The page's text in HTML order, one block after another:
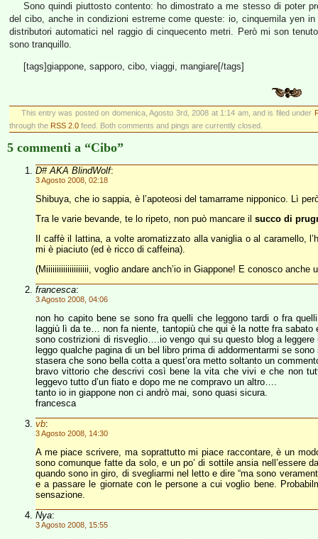
Sono quindi piuttosto contento: ho dimostrato a me stesso di poter
del cibo, anche in condizioni estreme come queste: io, cinquemila yen
distributori automatici nel raggio di cinquecento metri. Però mi son
sono tranquillo.
[tags]giappone, sapporo, cibo, viaggi, mangiare[/tags]
This entry was posted on domenica, Agosto 3rd, 2008 at 1:14 am, and is filed under
through the RSS 2.0 feed. Both comments and pings are currently closed.
5 commenti a “Cibo”
D# AKA BlindWolf:
3 Agosto 2008, 02:18
Shibuya, che io sappia, è l’apoteosi del tamarrame nipponico. Lì
Tra le varie bevande, te lo ripeto, non può mancare il succo di
Il caffè il lattina, a volte aromatizzato alla vaniglia o al caramello,
mi è piaciuto (ed è ricco di caffeina).
(Miiiiiiiiiiiiiiiiiiii, voglio andare anch’io in Giappone! E conosco anche
francesca:
3 Agosto 2008, 04:06
non ho capito bene se sono fra quelli che leggono tardi o fra
laggiù lì da te… non fa niente, tantopiù che qui è la notte fra sabato
sono costrizioni di risveglio….io vengo qui su questo blog a
leggo qualche pagina di un bel libro prima di addormentarmi se
stasera che sono bella cotta a quest’ora metto soltanto un
bravo vittorio che descrivi così bene la vita che vivi e che non
leggevo tutto d’un fiato e dopo me ne compravo un altro….
tanto io in giappone non ci andrò mai, sono quasi sicura.
francesca
vb:
3 Agosto 2008, 14:30
A me piace scrivere, ma soprattutto mi piace raccontare, è un
sono comunque fatte da solo, e un po’ di sottile ansia nell’essere
quando sono in giro, di svegliarmi nel letto e dire “ma sono
e a passare le giornate con le persone a cui voglio bene.
sensazione.
Nya:
3 Agosto 2008, 15:55